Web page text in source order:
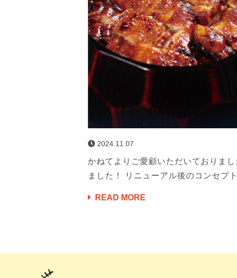
2024.11.07
かねてよりご愛顧いただいておりま
ました！ リニューアル後のコンセプ
READ MORE